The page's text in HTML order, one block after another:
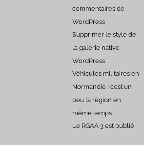
commentaires de
WordPress
Supprimer le style de
la galerie native
WordPress
Véhicules militaires en
Normandie ! c’est un
peu la région en
même temps !
Le RGAA 3 est publié